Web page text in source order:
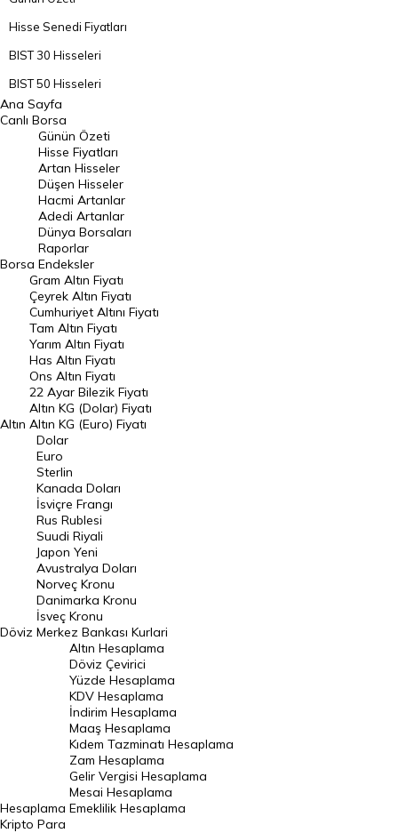
Hisse Senedi Fiyatları
BIST 30 Hisseleri
BIST 50 Hisseleri
BIST 100 Hisseleri
En Çok Artan Hisseler
En Çok Düşen Hisseler
Hacmi Artanlar
Geçmiş Kapanışlar
Dünya Borsaları
Raporlar
Endeksler
DÖVİZ
Döviz Kuru
Dolar Kuru
Euro Kuru
Pound Kuru
Frank Kuru
Riyal Kuru
Avustralya Doları
Danimarka Kronu Kuru
Kanada Doları Kuru
Norveç Kronu Kuru
İsveç Kronu Kuru
Japon Yeni Kuru
Serbest Piyasa Döviz Kurları
Merkez Bankası Döviz Kurları
Altın Fiyatları
Ana Sayfa
Canlı Borsa
Borsa
Günün Özeti
Hisse Fiyatları
Artan Hisseler
Düşen Hisseler
Hacmi Artanlar
Adedi Artanlar
Dünya Borsaları
Raporlar
Endeksler
Altın
Gram Altın Fiyatı
Çeyrek Altın Fiyatı
Cumhuriyet Altını Fiyatı
Tam Altın Fiyatı
Yarım Altın Fiyatı
Has Altın Fiyatı
Ons Altın Fiyatı
22 Ayar Bilezik Fiyatı
Altın KG (Dolar) Fiyatı
Altın KG (Euro) Fiyatı
Döviz
Dolar
Euro
Sterlin
Kanada Doları
İsviçre Frangı
Rus Rublesi
Suudi Riyali
Japon Yeni
Avustralya Doları
Norveç Kronu
Danimarka Kronu
İsveç Kronu
Merkez Bankası Kurlari
Hesaplama
Altın Hesaplama
Döviz Çevirici
Yüzde Hesaplama
KDV Hesaplama
İndirim Hesaplama
Maaş Hesaplama
Kıdem Tazminatı Hesaplama
Zam Hesaplama
Gelir Vergisi Hesaplama
Mesai Hesaplama
Emeklilik Hesaplama
Kripto Para